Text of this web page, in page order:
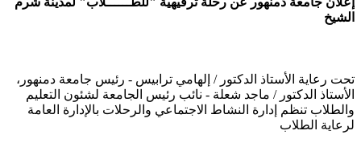
الشيخ
تحت رعاية الأستاذ الدكتور / إلهامي ترابيس - رئيس جامعة دمنهور،
الأستاذ الدكتور / ماجد شعلة - نائب رئيس الجامعة لشئون التعليم
والطلاب تنظم إدارة النشاط الاجتماعي والرحلات بالإدارة العامة
لرعاية الطلاب